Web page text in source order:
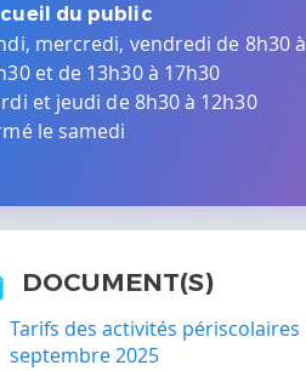
du public
mercredi, vendredi de 8h30 à
et de 13h30 à 17h30
et jeudi de 8h30 à 12h30
le samedi
DOCUMENT(S)
Tarifs des activités périscolaires
septembre 2025